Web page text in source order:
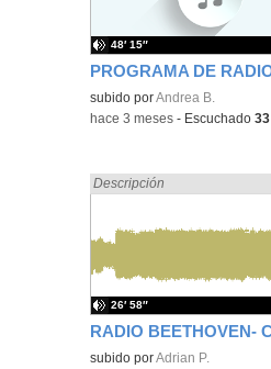
Contenido educativo.
subido porAndrea B.
48′ 15″
-hace 3 meses - Escuchado33
Encontrado «divertidos» en:
Descripción
Contenido educativo.
subido porAdrian P.
26′ 58″